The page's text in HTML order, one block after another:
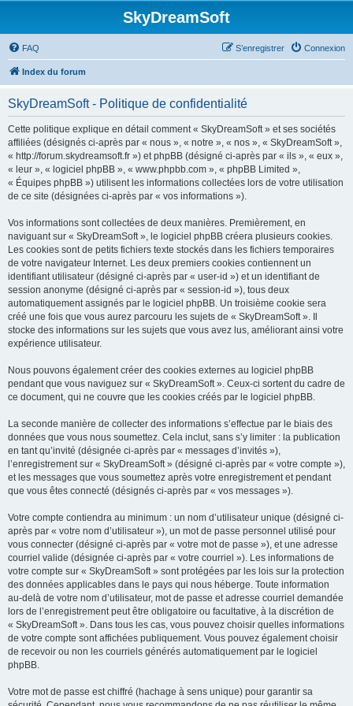
SkyDreamSoft
FAQ Connexion
S’enregistrer
Index du forum
SkyDreamSoft - Politique de confidentialité
Cette politique explique en détail comment « SkyDreamSoft » et ses sociétés
affiliées (désignés ci-après par « nous », « notre », « nos », « SkyDreamSoft »,
« http://forum.skydreamsoft.fr ») et phpBB (désigné ci-après par « ils », « eux »,
« leur », « logiciel phpBB », « www.phpbb.com », « phpBB Limited »,
« Équipes phpBB ») utilisent les informations collectées lors de votre utilisation
de ce site (désignées ci-après par « vos informations »).
Vos informations sont collectées de deux manières. Premièrement, en
naviguant sur « SkyDreamSoft », le logiciel phpBB créera plusieurs cookies.
Les cookies sont de petits fichiers texte stockés dans les fichiers temporaires
de votre navigateur Internet. Les deux premiers cookies contiennent un
identifiant utilisateur (désigné ci-après par « user-id ») et un identifiant de
session anonyme (désigné ci-après par « session-id »), tous deux
automatiquement assignés par le logiciel phpBB. Un troisième cookie sera
créé une fois que vous aurez parcouru les sujets de « SkyDreamSoft ». Il
stocke des informations sur les sujets que vous avez lus, améliorant ainsi votre
expérience utilisateur.
Nous pouvons également créer des cookies externes au logiciel phpBB
pendant que vous naviguez sur « SkyDreamSoft ». Ceux-ci sortent du cadre de
ce document, qui ne couvre que les cookies créés par le logiciel phpBB.
La seconde manière de collecter des informations s’effectue par le biais des
données que vous nous soumettez. Cela inclut, sans s’y limiter : la publication
en tant qu’invité (désignée ci-après par « messages d’invités »),
l’enregistrement sur « SkyDreamSoft » (désigné ci-après par « votre compte »),
et les messages que vous soumettez après votre enregistrement et pendant
que vous êtes connecté (désignés ci-après par « vos messages »).
Votre compte contiendra au minimum : un nom d’utilisateur unique (désigné ci-
après par « votre nom d’utilisateur »), un mot de passe personnel utilisé pour
vous connecter (désigné ci-après par « votre mot de passe »), et une adresse
courriel valide (désignée ci-après par « votre courriel »). Les informations de
votre compte sur « SkyDreamSoft » sont protégées par les lois sur la protection
des données applicables dans le pays qui nous héberge. Toute information
au-delà de votre nom d’utilisateur, mot de passe et adresse courriel demandée
lors de l’enregistrement peut être obligatoire ou facultative, à la discrétion de
« SkyDreamSoft ». Dans tous les cas, vous pouvez choisir quelles informations
de votre compte sont affichées publiquement. Vous pouvez également choisir
de recevoir ou non les courriels générés automatiquement par le logiciel
phpBB.
Votre mot de passe est chiffré (hachage à sens unique) pour garantir sa